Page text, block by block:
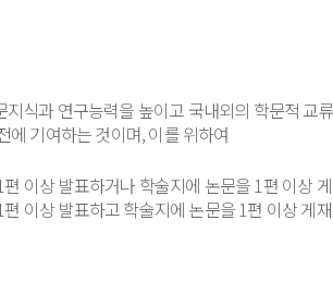
식과 연구능력을 높이고 국내외의 학문적
에 기여하는 것이며, 이를 위하여
이상 발표하거나 학술지에 논문을 1편 이상
이상 발표하고 학술지에 논문을 1편 이상 게